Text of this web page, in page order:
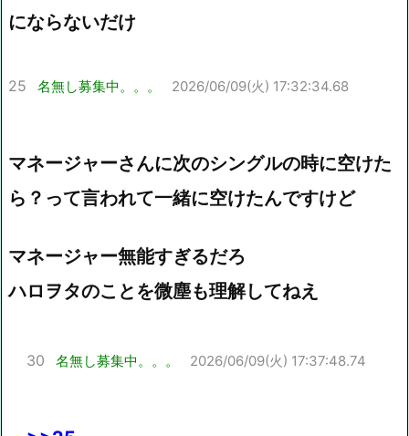
にならないだけ
25 名無し募集中。。。 2026/06/09(火) 17:32:34.68
マネージャーさんに次のシングルの時に空けた
ら？って言われて一緒に空けたんですけど
マネージャー無能すぎるだろ
ハロヲタのことを微塵も理解してねえ
30 名無し募集中。。。 2026/06/09(火) 17:37:48.74